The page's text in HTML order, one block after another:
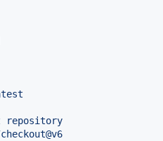
repository